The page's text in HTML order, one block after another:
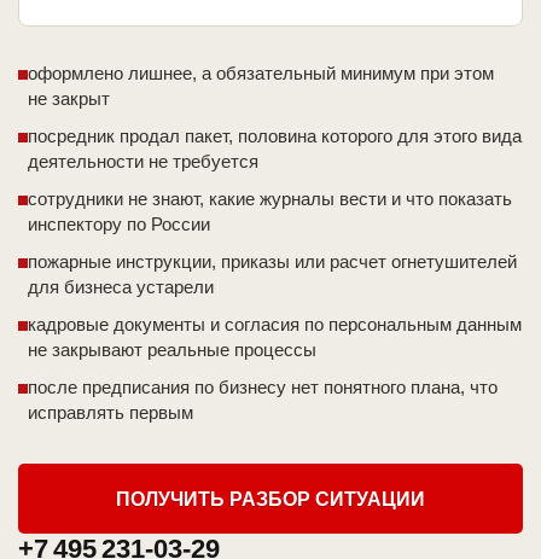
оформлено лишнее, а обязательный минимум при этом
не закрыт
посредник продал пакет, половина которого для этого вида
деятельности не требуется
сотрудники не знают, какие журналы вести и что показать
инспектору по России
пожарные инструкции, приказы или расчет огнетушителей
для бизнеса устарели
кадровые документы и согласия по персональным данным
не закрывают реальные процессы
после предписания по бизнесу нет понятного плана, что
исправлять первым
ПОЛУЧИТЬ РАЗБОР СИТУАЦИИ
+7 495 231-03-29